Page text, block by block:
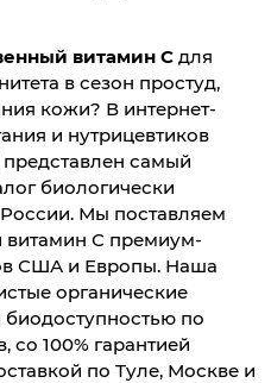
витамин C для
в сезон простуд,
кожи? В интернет-
и нутрицевтиков
самый
биологически
Мы поставляем
С премиум-
США и Европы. Наша
органические
по
со 100% гарантией
по Туле, Москве и